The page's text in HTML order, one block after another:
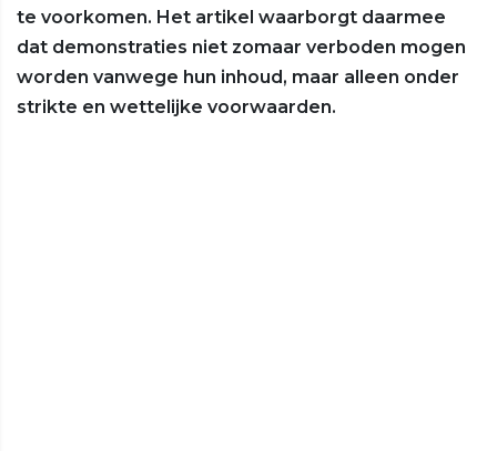
te voorkomen. Het artikel waarborgt daarmee
dat demonstraties niet zomaar verboden mogen
worden vanwege hun inhoud, maar alleen onder
strikte en wettelijke voorwaarden.